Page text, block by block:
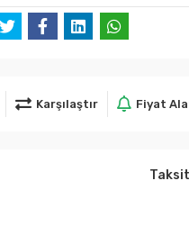
Karşılaştır Fiyat